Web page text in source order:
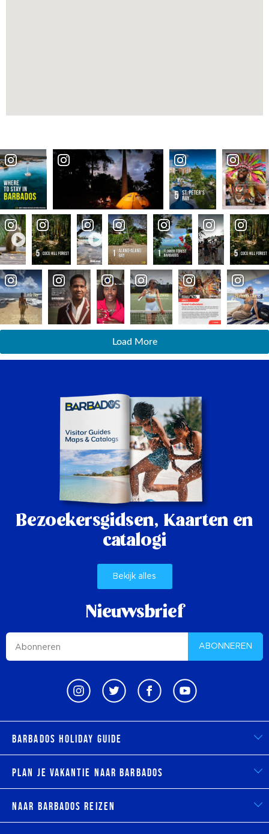
Load More
Bezoekersgidsen, Kaarten en
catalogi
Bekijk alles
Nieuwsbrief
ABONNEREN
Barbados Holiday Guide
Plan je vakantie naar Barbados
Naar Barbados reizen